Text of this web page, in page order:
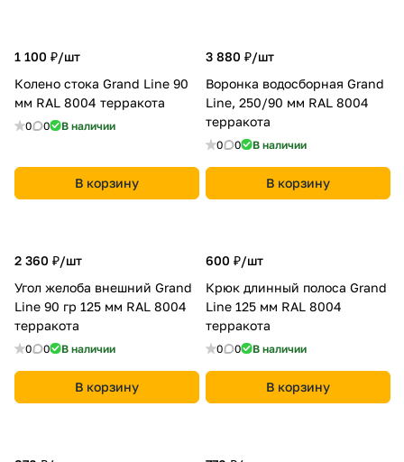
1 100 ₽/шт
Колено стока Grand Line 90
мм RAL 8004 терракота
0 0 В наличии
В корзину
3 880 ₽/шт
Воронка водосборная Grand
Line, 250/90 мм RAL 8004
терракота
0 0 В наличии
В корзину
2 360 ₽/шт
Угол желоба внешний Grand
Line 90 гр 125 мм RAL 8004
терракота
0 0 В наличии
В корзину
600 ₽/шт
Крюк длинный полоса Grand
Line 125 мм RAL 8004
терракота
0 0 В наличии
В корзину